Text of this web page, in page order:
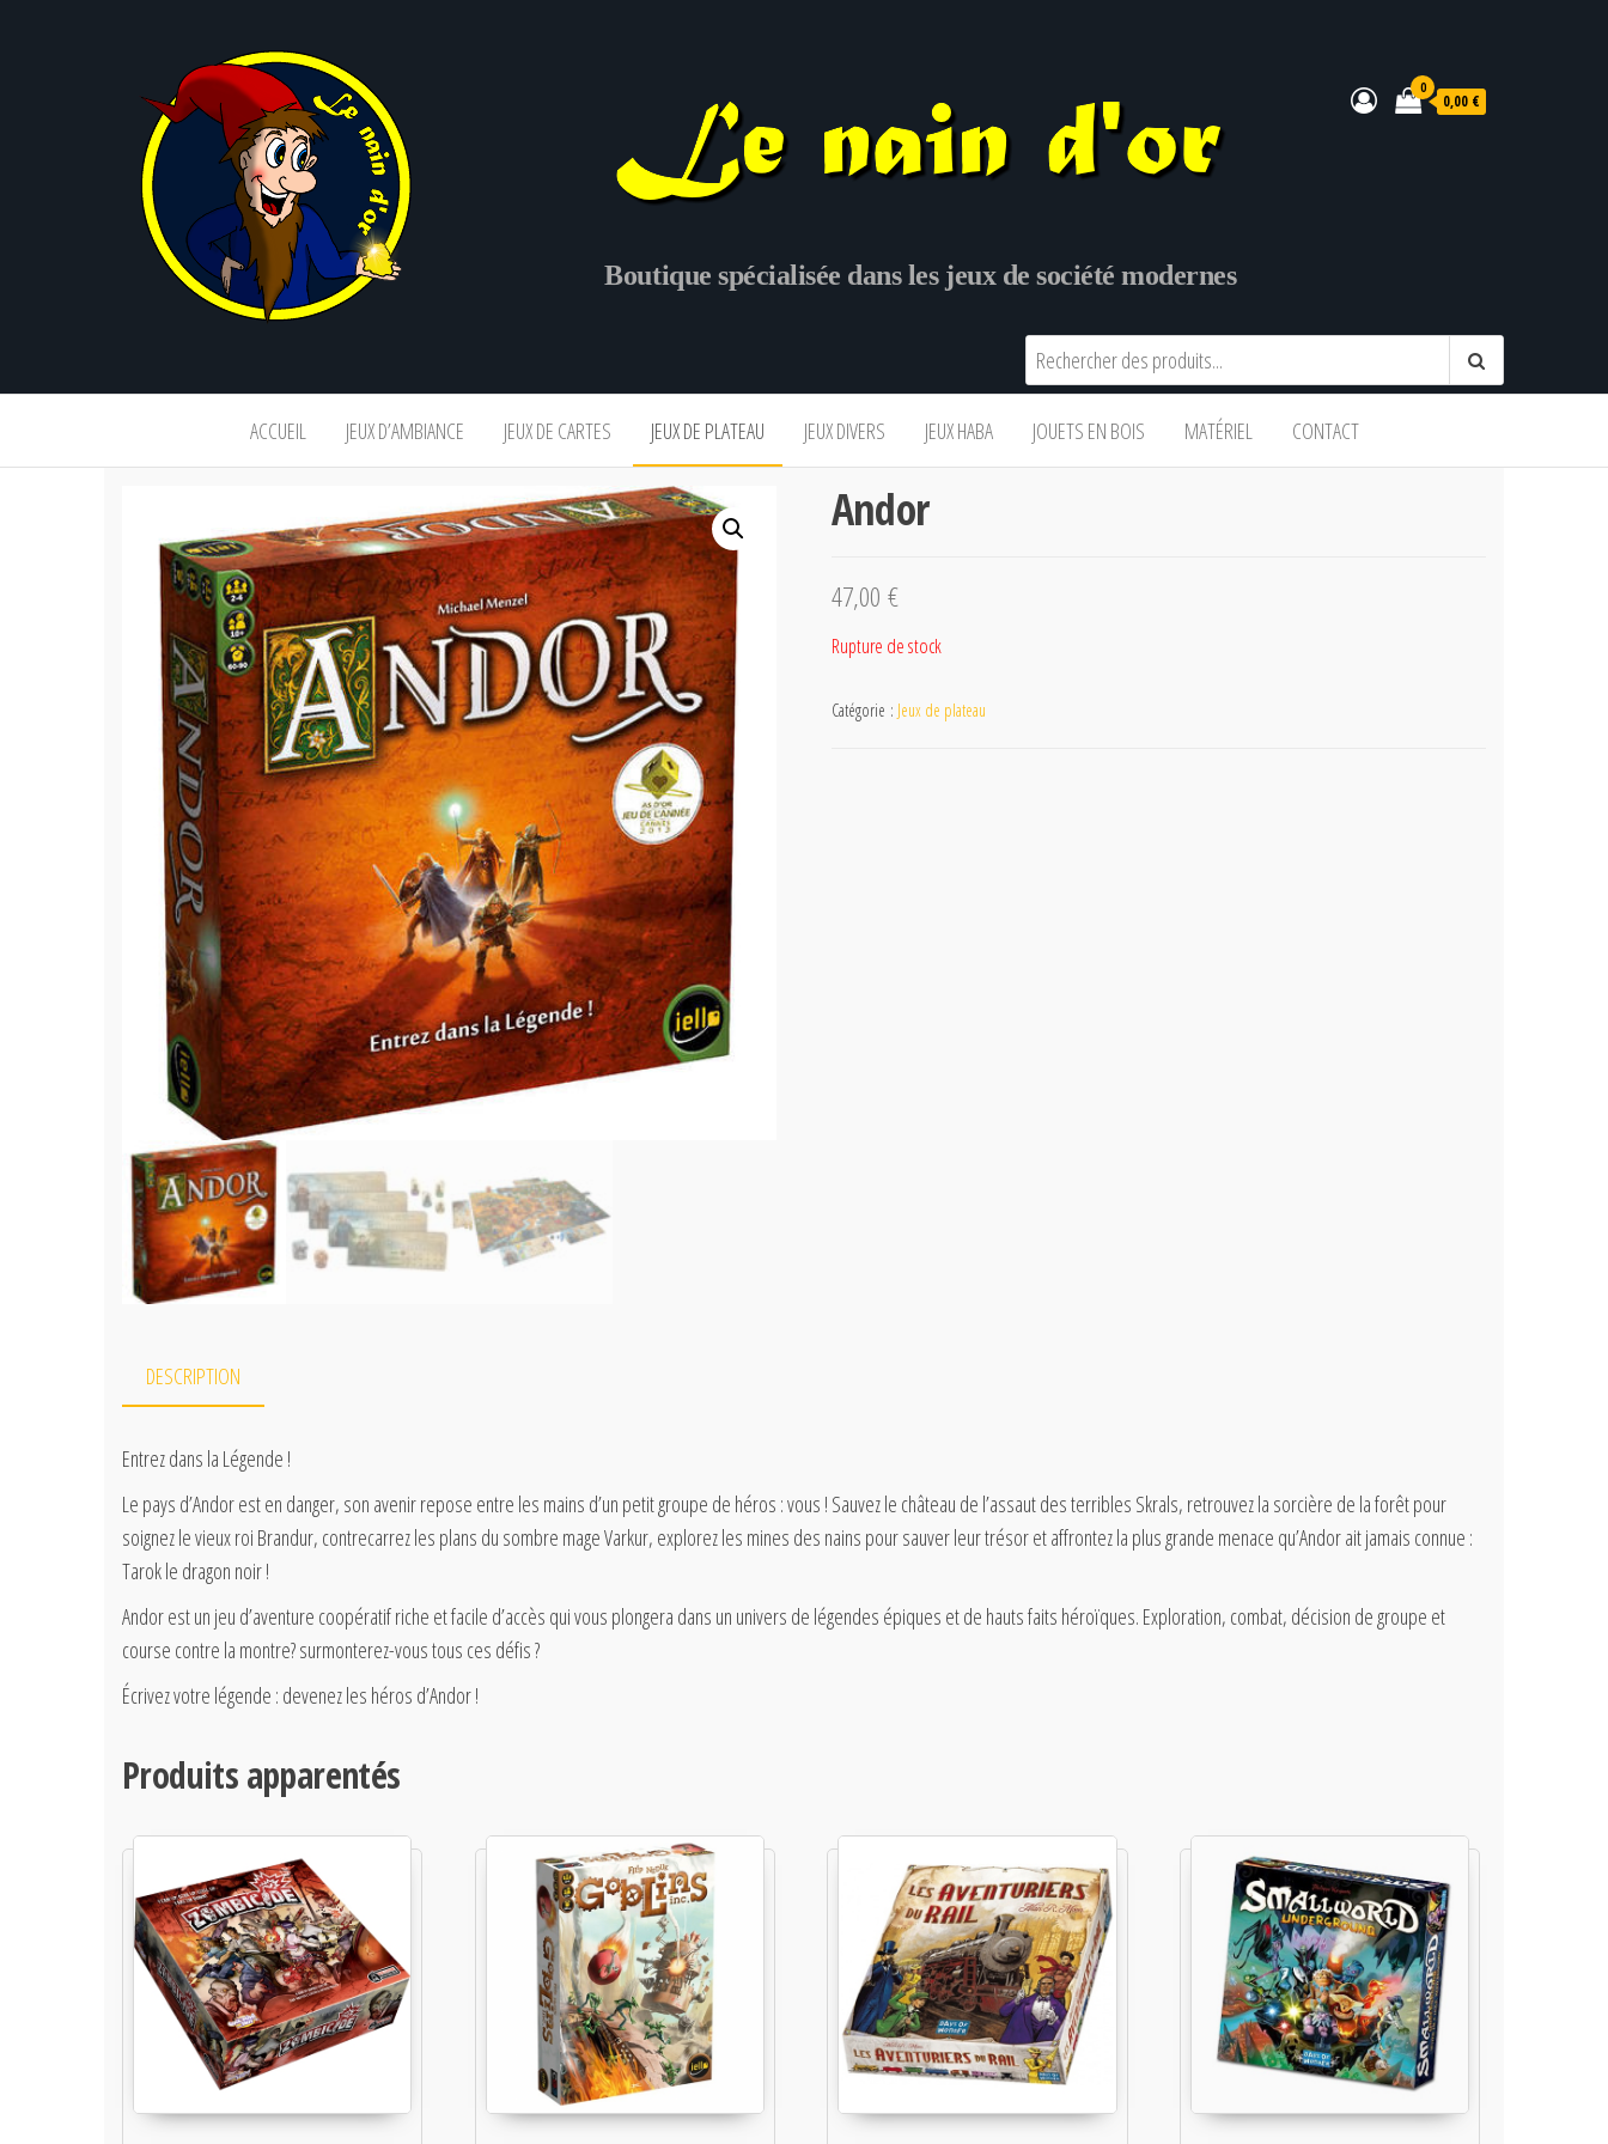
Boutique spécialisée dans les jeux de société modernes
0
0,00 €
ACCUEIL JEUX D’AMBIANCE JEUX DE CARTES JEUX DE PLATEAU JEUX DIVERS JEUX HABA JOUETS EN BOIS MATÉRIEL CONTACT
Andor
47,00 €
Rupture de stock
Catégorie : Jeux de plateau
DESCRIPTION
Entrez dans la Légende !
Le pays d’Andor est en danger, son avenir repose entre les mains d’un petit groupe de héros : vous ! Sauvez le château de l’assaut des terribles Skrals, retrouvez la sorcière de la forêt pour
soignez le vieux roi Brandur, contrecarrez les plans du sombre mage Varkur, explorez les mines des nains pour sauver leur trésor et affrontez la plus grande menace qu’Andor ait jamais connue :
Tarok le dragon noir !
Andor est un jeu d’aventure coopératif riche et facile d’accès qui vous plongera dans un univers de légendes épiques et de hauts faits héroïques. Exploration, combat, décision de groupe et
course contre la montre? surmonterez-vous tous ces défis ?
Écrivez votre légende : devenez les héros d’Andor !
Produits apparentés